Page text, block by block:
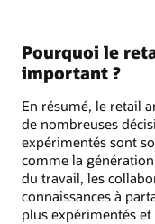
Pourquoi le
important ?
En résumé, le retail
de nombreuses
expérimentés sont
comme la
du travail, les
connaissances à
plus expérimentés